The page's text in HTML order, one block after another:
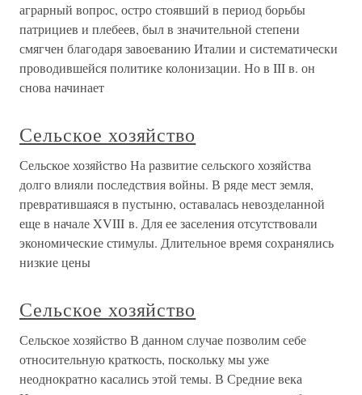
аграрный вопрос, остро стоявший в пе­риод борьбы
патрициев и плебеев, был в значительной степени
смягчен благодаря завоеванию Италии и систематически
проводившейся политике колонизации. Но в III в. он
снова начинает
Сельское хозяйство
Сельское хозяйство На развитие сельского хозяйства
долго влияли последствия войны. В ряде мест земля,
превратившаяся в пустыню, оставалась невозделанной
еще в начале XVIII в. Для ее заселения отсутствовали
экономические стимулы. Длительное время сохранялись
низкие цены
Сельское хозяйство
Сельское хозяйство В данном случае позволим себе
относительную краткость, поскольку мы уже
неоднократно касались этой темы. В Средние века